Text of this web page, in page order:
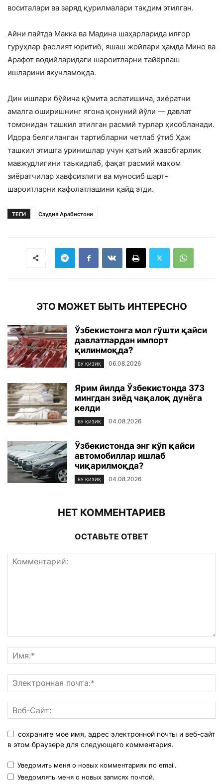
воситалари ва заряд қурилмалари тақдим этилган.
Айни пайтда Макка ва Мадина шаҳарларида илғор
гуруҳлар фаолият юритиб, яшаш жойлари ҳамда Мино ва
Арафот водийларидаги шароитларни тайёрлаш
ишларини якунламоқда.
Дин ишлари бўйича қўмита эслатишича, зиёратни
амалга оширишнинг ягона қонуний йўли — давлат
томонидан ташкил этилган расмий турлар ҳисобланади.
Идора белгиланган тартибларни четлаб ўтиб Ҳаж
ташкил этишга уринишлар учун қатъий жавобгарлик
мавжудлигини таъкидлаб, фақат расмий мақом
зиёратчилар хавфсизлиги ва муносиб шарт-
шароитларни кафолатлашини қайд этди.
ТЕГИ Саудия Арабистони
ЭТО МОЖЕТ БЫТЬ ИНТЕРЕСНО
Ўзбекистонга мол гўшти қайси
давлатлардан импорт
қилинмоқда?
БУ ҚИЗИҚ 06.08.2026
Ярим йилда Ўзбекистонда 373
мингдан зиёд чақалоқ дунёга
келди
БУ ҚИЗИҚ 04.08.2026
Ўзбекистонда энг кўп қайси
автомобиллар ишлаб
чиқарилмоқда?
БУ ҚИЗИҚ 04.08.2026
НЕТ КОММЕНТАРИЕВ
ОСТАВЬТЕ ОТВЕТ
сохраните мое имя, адрес электронной почты и веб-сайт
в этом браузере для следующего комментария.
Уведомить меня о новых комментариях по email.
Уведомлять меня о новых записях почтой.